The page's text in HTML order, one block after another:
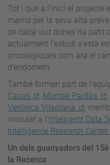
Tot i que a l’inici el projecte
mama per la seva alta
de cada vuit dones ha patit
actualment l’estudi s’està
oncològiques com ara el
d’endometri.
També formen part de
Casas
, Montse Pardàs ,
Verónica Vilaplana
,
vinculat a l'Intelligent Data
Intelligence Research Center
Un dels guanyadors del
la Recerca